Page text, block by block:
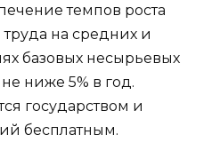
темпов роста
на средних и
базовых несырьевых
ниже 5% в год.
государством и
бесплатным.